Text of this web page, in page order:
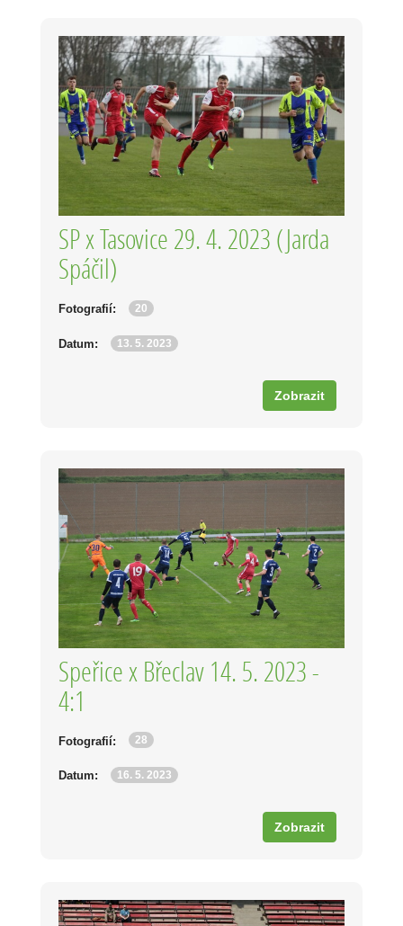
SP x Tasovice 29. 4. 2023 (Jarda
Spáčil)
Fotografií: 20
Datum: 13. 5. 2023
Zobrazit
Speřice x Břeclav 14. 5. 2023 -
4:1
Fotografií: 28
Datum: 16. 5. 2023
Zobrazit